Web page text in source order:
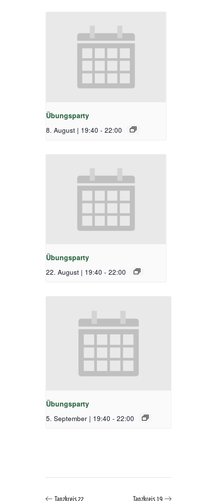
Übungsparty
8. August | 19:40 - 22:00
Übungsparty
22. August | 19:40 - 22:00
Übungsparty
5. September | 19:40 - 22:00
Tanzkreis 22 Tanzkreis 19